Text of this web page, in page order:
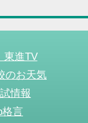
東進TV
のお天気
情報
格言